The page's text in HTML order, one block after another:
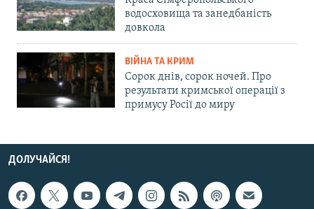
водосховища та занедбаність
довкола
ВІЙНА ТА КРИМ
Сорок днів, сорок ночей. Про
результати кримської операції з
примусу Росії до миру
ДОЛУЧАЙСЯ!